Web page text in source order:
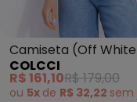
Camiseta (Off
COLCCI
R$ 161,10R$ 179,00
ou 5x de R$ 32,22 sem